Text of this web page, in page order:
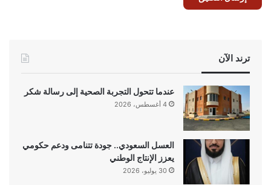
ترند الآن
عندما تتحول التجربة الصحية إلى رسالة شكر
4 أغسطس، 2026
العسل السعودي.. جودة تتنامى ودعم حكومي
يعزز الإنتاج الوطني
30 يوليو، 2026